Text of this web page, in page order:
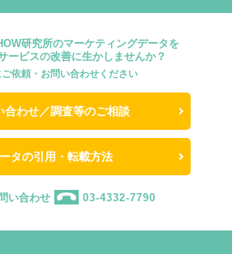
研究所のマーケティングデータを
ービスの改善に生かしませんか？
依頼・お問い合わせください
合わせ／調査等のご相談
タの引用・転載方法
い合わせ 03-4332-7790